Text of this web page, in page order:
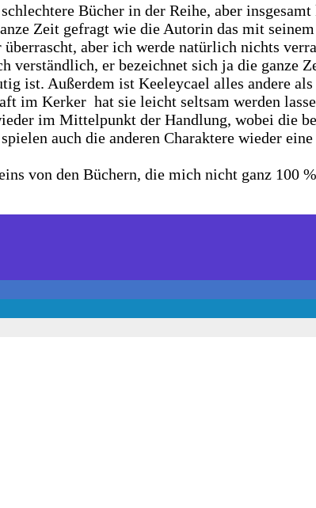
Bücher in der Reihe, aber
Zeit gefragt wie die Autorin das mit
aber ich werde natürlich nichts
verständlich, er bezeichnet sich ja die ganze
ist. Außerdem ist Keeleycael alles andere
im Kerker hat sie leicht seltsam werden
im Mittelpunkt der Handlung, wobei die
auch die anderen Charaktere wieder
von den Büchern, die mich nicht ganz 100